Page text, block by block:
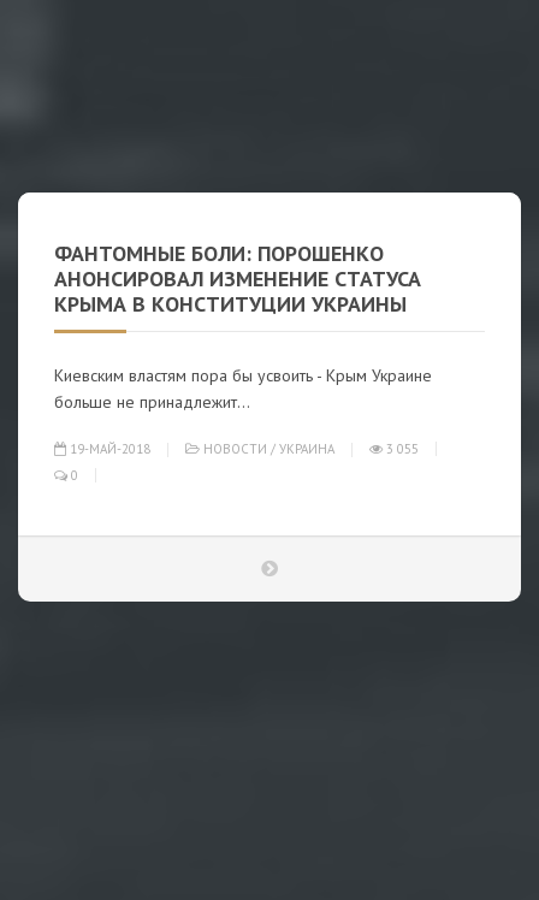
ФАНТОМНЫЕ БОЛИ: ПОРОШЕНКО
АНОНСИРОВАЛ ИЗМЕНЕНИЕ СТАТУСА
КРЫМА В КОНСТИТУЦИИ УКРАИНЫ
Киевским властям пора бы усвоить - Крым Украине
больше не принадлежит...
19-МАЙ-2018 НОВОСТИ / УКРАИНА
3 055
0